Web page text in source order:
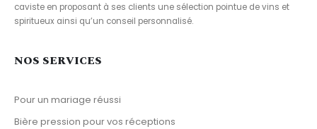
caviste en proposant à ses clients une sélection pointue de vins et
spiritueux ainsi qu’un conseil personnalisé.
NOS SERVICES
Pour un mariage réussi
Bière pression pour vos réceptions